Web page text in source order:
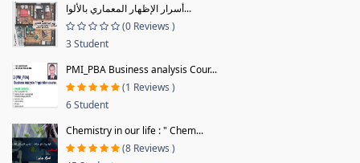
أسرار الإظهار المعماري بالألوا...
(0 Reviews )
3 Student
PMI_PBA Business analysis Cour...
(1 Reviews )
6 Student
Chemistry in our life : " Chem...
(8 Reviews )